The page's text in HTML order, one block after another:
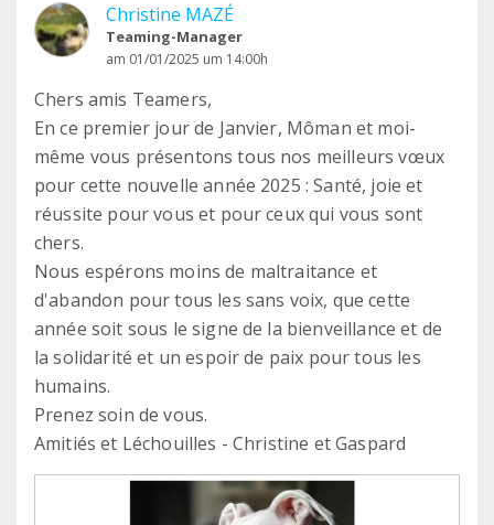
Christine MAZÉ
Teaming-Manager
am 01/01/2025 um 14:00h
Chers amis Teamers,
En ce premier jour de Janvier, Môman et moi-
même vous présentons tous nos meilleurs vœux
pour cette nouvelle année 2025 : Santé, joie et
réussite pour vous et pour ceux qui vous sont
chers.
Nous espérons moins de maltraitance et
d'abandon pour tous les sans voix, que cette
année soit sous le signe de la bienveillance et de
la solidarité et un espoir de paix pour tous les
humains.
Prenez soin de vous.
Amitiés et Léchouilles - Christine et Gaspard